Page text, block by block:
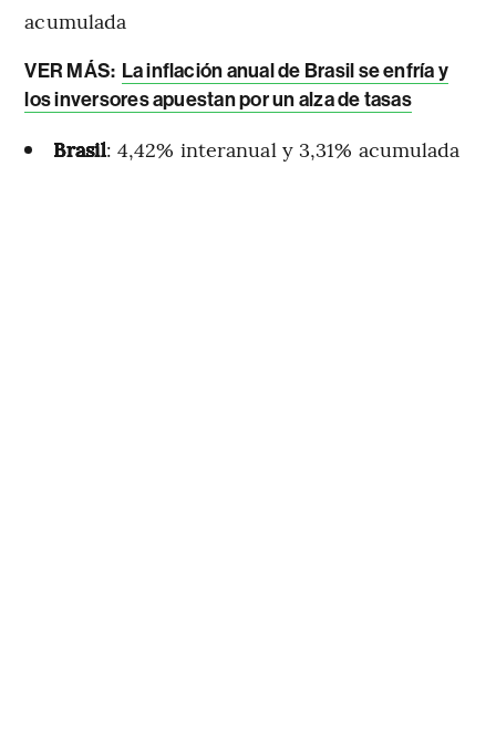
acumulada
VER MÁS: La inflación anual de Brasil se enfría y
los inversores apuestan por un alza de tasas
Brasil: 4,42% interanual y 3,31% acumulada